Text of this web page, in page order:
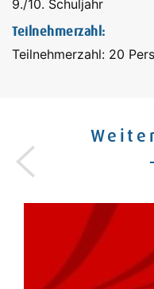
9./10. Schuljahr
Teilnehmerzahl:
Teilnehmerzahl: 20